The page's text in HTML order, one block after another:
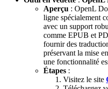
Aperçu : OpenL
ligne spécialement
avec un support
comme EPUB et
fournir des
préservant la mise
une fonctionnalité
Étapes :
Visitez le site